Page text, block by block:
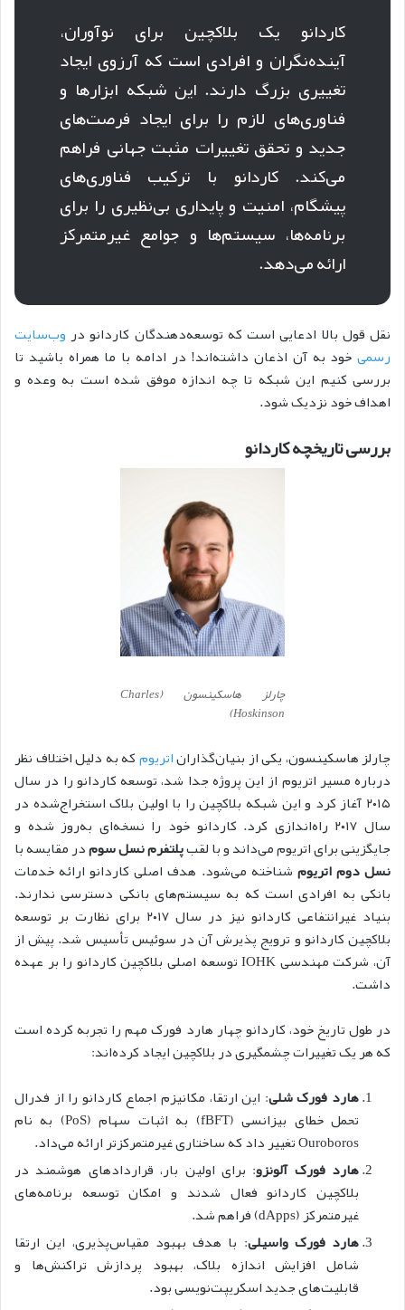
کار‌دانو یک بلاکچین برای نوآوران،
آینده‌نگران و افرادی است که آرزوی ایجاد
تغییری بزرگ دارند. این شبکه ابزارها و
فناوری‌های لازم را برای ایجاد فرصت‌های
جدید و تحقق تغییرات مثبت جهانی فراهم
می‌کند. کار‌دانو با ترکیب فناوری‌های
پیشگام، امنیت و پایداری بی‌نظیری را برای
برنامه‌ها، سیستم‌ها و جوامع غیرمتمرکز
ارائه می‌دهد.
نقل قول بالا ادعایی است که توسعه‌دهندگان کار‌دانو در وب‌سایت
رسمی خود به آن اذعان داشته‌اند! در ادامه با ما همراه باشید تا
بررسی کنیم این شبکه تا چه اندازه موفق شده است به وعده و
اهداف خود نزدیک شود.
بررسی تاریخچه کاردانو
چارلز هاسکینسون (Charles
Hoskinson)
چارلز هاسکینسون، یکی از بنیان‌گذاراناتریومکه به دلیل اختلاف نظر
درباره مسیر اتریوم از این پروژه جدا شد، توسعه کار‌دانو را در سال
۲۰۱۵ آغاز کرد و این شبکه بلاکچین را با اولین بلاک استخراج‌شده در
سال ۲۰۱۷ راه‌اندازی کرد. کار‌دانو خود را نسخه‌ای به‌روز شده و
جایگزینی برای اتریوم می‌داند و با لقبپلتفرم نسل سومدر مقایسه با
نسل دوم اتریوم شناخته می‌شود. هدف اصلی کار‌دانو ارائه خدمات
بانکی به افرادی است که به سیستم‌های بانکی دسترسی ندارند.
بنیاد غیرانتفاعی کار‌دانو نیز در سال ۲۰۱۷ برای نظارت بر توسعه
بلاکچین کار‌دانو و ترویج پذیرش آن در سوئیس تأسیس شد. پیش از
آن، شرکت مهندسی IOHK توسعه اصلی بلاکچین کار‌دانو را بر عهده
داشت.
در طول تاریخ خود، کار‌دانو چهار هارد فورک مهم را تجربه کرده است
که هر یک تغییرات چشمگیری در بلاکچین ایجاد کرده‌اند:
هارد فورک شلی: این ارتقا، مکانیزم اجماع کار‌دانو را از فدرال
تحمل خطای بیزانسی (fBFT) به اثبات سهام (PoS) به نام
Ouroboros تغییر داد که ساختاری غیرمتمرکزتر ارائه می‌داد.
هارد فورک آلونزو: برای اولین بار، قراردادهای هوشمند در
بلاکچین کار‌دانو فعال شدند و امکان توسعه برنامه‌های
غیرمتمرکز (dApps) فراهم شد.
هارد فورک واسیلی: با هدف بهبود مقیاس‌پذیری، این ارتقا
شامل افزایش اندازه بلاک، بهبود پردازش تراکنش‌ها و
قابلیت‌های جدید اسکریپت‌نویسی بود.